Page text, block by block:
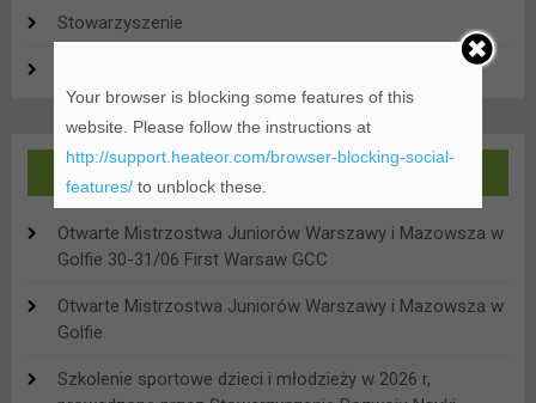
Stowarzyszenie
Otwarte Mistrzostwa Juniorów Warszawy i Mazowsza w
Golfie 30-31/06 First Warsaw GCC
Otwarte Mistrzostwa Juniorów Warszawy i Mazowsza w
Golfie
Szkolenie sportowe dzieci i młodzieży w 2026 r,
Your browser is blocking some features of this
website. Please follow the instructions at
http://support.heateor.com/browser-blocking-social-
features/to unblock these.